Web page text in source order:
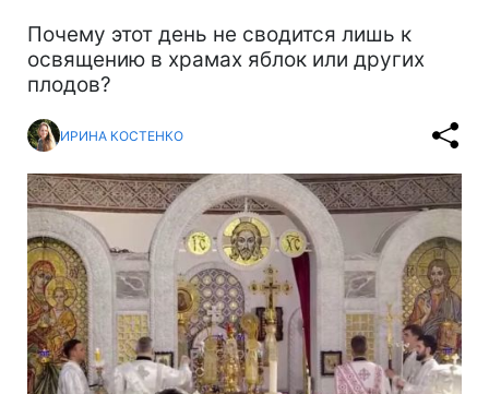
Почему этот день не сводится лишь к
освящению в храмах яблок или других
плодов?
ИРИНА КОСТЕНКО